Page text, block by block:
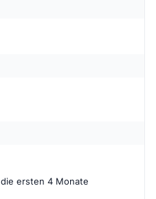
die ersten 4 Monate